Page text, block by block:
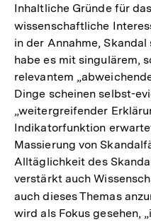
Inhaltliche Gründe für
wissenschaftliche
in der Annahme,
habe es mit singulärem,
relevantem
Dinge scheinen selbst-
„weitergreifender
Indikatorfunktion
Massierung von
Alltäglichkeit des
verstärkt auch
auch dieses Themas
wird als Fokus gesehen,